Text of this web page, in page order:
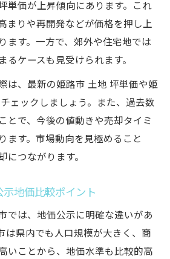
単価が上昇傾向にあります。これ
まりや再開発などが価格を押し上
ます。一方で、郊外や住宅地では
るケースも見受けられます。
は、最新の姫路市 土地 坪単価や姫
ェックしましょう。また、過去数
とで、今後の値動きや売却タイミ
ます。市場動向を見極めること
につながります。
地価比較ポイント
では、地価公示に明確な違いがあ
は県内でも人口規模が大きく、商
いことから、地価水準も比較的高